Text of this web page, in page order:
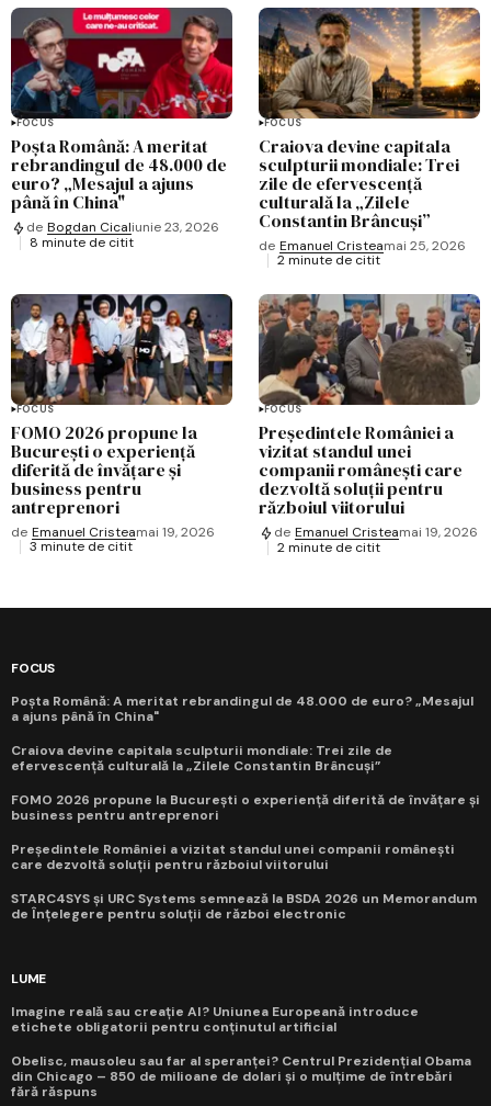
FOCUS
Poșta Română: A meritat
rebrandingul de 48.000 de
euro? „Mesajul a ajuns
până în China"
de Bogdan Cicaliunie 23, 2026
8 minute de citit
FOCUS
Craiova devine capitala
sculpturii mondiale: Trei
zile de efervescență
culturală la „Zilele
Constantin Brâncuși”
de Emanuel Cristeamai 25, 2026
2 minute de citit
FOCUS
FOMO 2026 propune la
București o experiență
diferită de învățare și
business pentru
antreprenori
de Emanuel Cristeamai 19, 2026
3 minute de citit
FOCUS
Președintele României a
vizitat standul unei
companii românești care
dezvoltă soluții pentru
războiul viitorului
de Emanuel Cristeamai 19, 2026
2 minute de citit
FOCUS
Poșta Română: A meritat rebrandingul de 48.000 de euro? „Mesajul
a ajuns până în China"
Craiova devine capitala sculpturii mondiale: Trei zile de
efervescență culturală la „Zilele Constantin Brâncuși”
FOMO 2026 propune la București o experiență diferită de învățare și
business pentru antreprenori
Președintele României a vizitat standul unei companii românești
care dezvoltă soluții pentru războiul viitorului
STARC4SYS și URC Systems semnează la BSDA 2026 un Memorandum
de Înțelegere pentru soluții de război electronic
LUME
Imagine reală sau creație AI? Uniunea Europeană introduce
etichete obligatorii pentru conținutul artificial
Obelisc, mausoleu sau far al speranței? Centrul Prezidențial Obama
din Chicago – 850 de milioane de dolari și o mulțime de întrebări
fără răspuns